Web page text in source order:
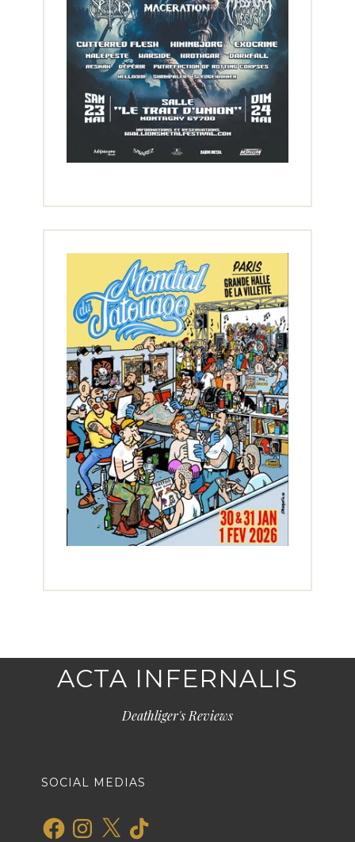
ACTA INFERNALIS
Deathliger's Reviews
SOCIAL MEDIAS
FacebookInstagram
X TikTok